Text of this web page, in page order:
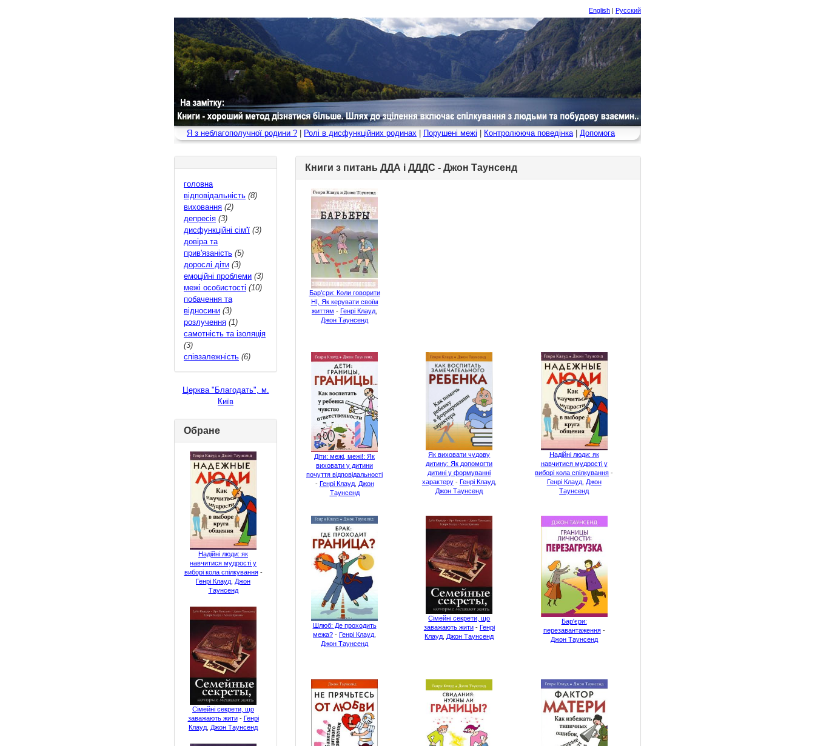
English | Русский
Я з неблагополучної родини ? Ролі в дисфункційних родинах Порушені межі Контролююча поведінка| Допомога
головна
відповідальність (8)
виховання (2)
депресія (3)
дисфункційні сім'ї (3)
довіра та
прив'язаність (5)
дорослі діти (3)
емоційні проблеми (3)
межі особистості (10)
побачення та
відносини (3)
розлучення (1)
самотність та ізоляція
(3)
співзалежність (6)
Церква "Благодать", м.
Київ
Обране
Надійні люди: як
навчитися мудрості у
виборі кола спілкування-
Генрі Клауд Джон
Таунсенд
Сімейні секрети, що
заважають жити- Генрі
Клауд Джон Таунсенд
Книги з питань ДДА і ДДДС - Джон Таунсенд
Бар'єри: Коли говорити
НІ, Як керувати своїм
життям - Генрі Клауд
Джон Таунсенд
Діти: межі, межі!: Як
виховати у дитини
почуття відповідальності
- Генрі Клауд, Джон
Таунсенд
Як виховати чудову
дитину: Як допомогти
дитині у формуванні
характеру- Генрі Клауд,
Джон Таунсенд
Надійні люди: як
навчитися мудрості у
виборі кола спілкування -
Генрі Клауд, Джон
Таунсенд
Шлюб: Де проходить
межа? - Генрі Клауд
Джон Таунсенд
Сімейні секрети, що
заважають жити- Генрі
Клауд Джон Таунсенд
Бар'єри:
перезавантаження-
Джон Таунсенд